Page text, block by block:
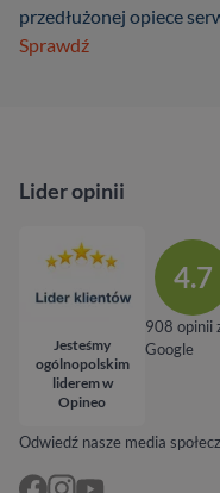
przedłużonej opiece
Sprawdź
Odwiedź nasze media
Lider opinii
Jesteśmy
ogólnopolskim
liderem w
Opineo
4.7
908 opinii
Google